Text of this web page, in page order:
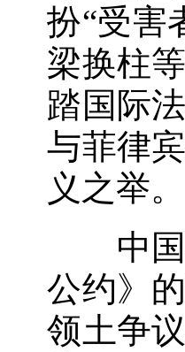
扮“受害
梁换柱
踏国际
与菲律
义之举。
中国
公约》
领土争